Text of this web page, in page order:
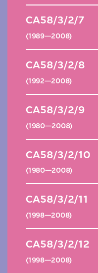
CA58/3/2/7
(1989—2008)
CA58/3/2/8
(1992—2008)
CA58/3/2/9
(1980—2008)
CA58/3/2/10
(1980—2008)
CA58/3/2/11
(1998—2008)
CA58/3/2/12
(1998—2008)